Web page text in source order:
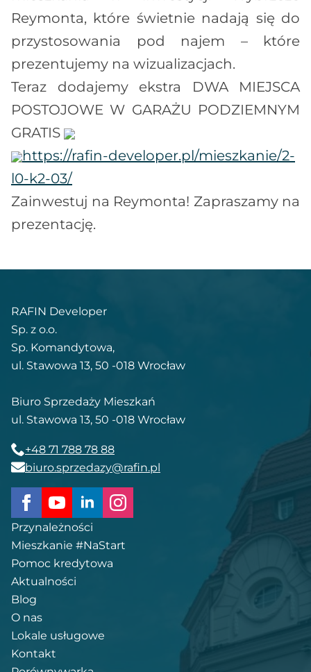
Reymonta, które świetnie nadają się do
przystosowania pod najem – które
prezentujemy na wizualizacjach.
Teraz dodajemy ekstra DWA MIEJSCA
POSTOJOWE W GARAŻU PODZIEMNYM
GRATIS
https://rafin-developer.pl/mieszkanie/2-
l0-k2-03/
Zainwestuj na Reymonta! Zapraszamy na
prezentację.
RAFIN Developer
Sp. z o.o.
Sp. Komandytowa,
ul. Stawowa 13, 50 -018 Wrocław
Biuro Sprzedaży Mieszkań
ul. Stawowa 13, 50 -018 Wrocław
+48 71 788 78 88
biuro.sprzedazy@rafin.pl
Przynależności
Mieszkanie #NaStart
Pomoc kredytowa
Aktualności
Blog
O nas
Lokale usługowe
Kontakt